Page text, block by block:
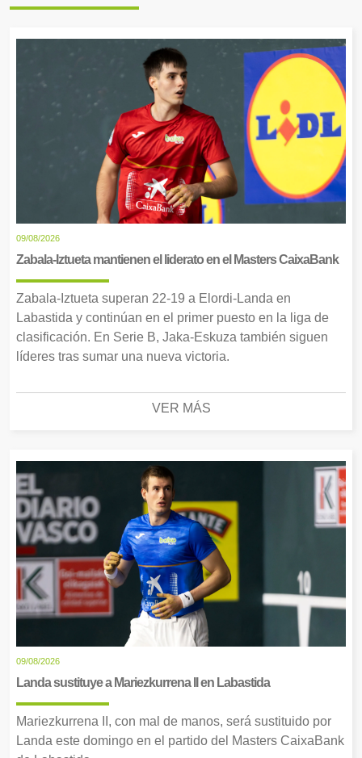
09/08/2026
Zabala-Iztueta mantienen el liderato en el Masters CaixaBank
Zabala-Iztueta superan 22-19 a Elordi-Landa en
Labastida y continúan en el primer puesto en la liga de
clasificación. En Serie B, Jaka-Eskuza también siguen
líderes tras sumar una nueva victoria.
VER MÁS
09/08/2026
Landa sustituye a Mariezkurrena II en Labastida
Mariezkurrena II, con mal de manos, será sustituido por
Landa este domingo en el partido del Masters CaixaBank